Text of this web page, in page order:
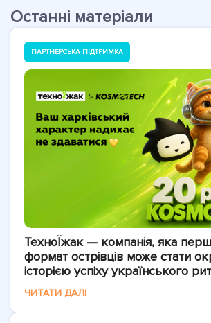
Останні матеріали
ПАРТНЕРСЬКА ПІДТРИМКА
ТехноЇжак — компанія, яка
формат острівців може стати
історією успіху українського
ЧИТАТИ ДАЛІ